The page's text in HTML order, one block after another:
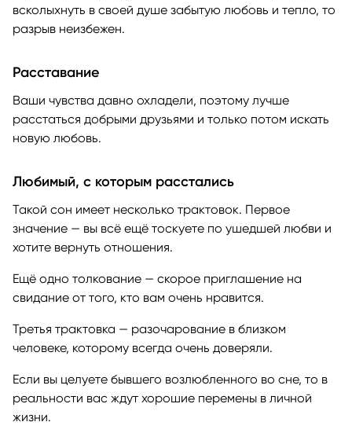
всколыхнуть в своей душе забытую любовь и тепло, то
разрыв неизбежен.
Расставание
Ваши чувства давно охладели, поэтому лучше
расстаться добрыми друзьями и только потом искать
новую любовь.
Любимый, с которым расстались
Такой сон имеет несколько трактовок. Первое
значение — вы всё ещё тоскуете по ушедшей любви и
хотите вернуть отношения.
Ещё одно толкование — скорое приглашение на
свидание от того, кто вам очень нравится.
Третья трактовка — разочарование в близком
человеке, которому всегда очень доверяли.
Если вы целуете бывшего возлюбленного во сне, то в
реальности вас ждут хорошие перемены в личной
жизни.